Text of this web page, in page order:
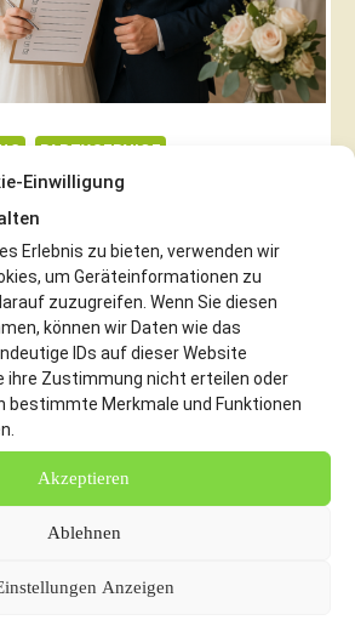
Einwilligung
Erlebnis zu bieten, verwenden wir
um Geräteinformationen zu
zuzugreifen. Wenn Sie diesen
können wir Daten wie das
IDs auf dieser Website
ihre Zustimmung nicht erteilen oder
bestimmte Merkmale und Funktionen
Akzeptieren
Ablehnen
Anzeigen
PARTYSERVICE
So Planen Sie Ihre
Catering.
Checkliste planen
richtig. Die Hochzeit ist
der schönste…
CHECKLISTE
SO
PLANEN
SIE